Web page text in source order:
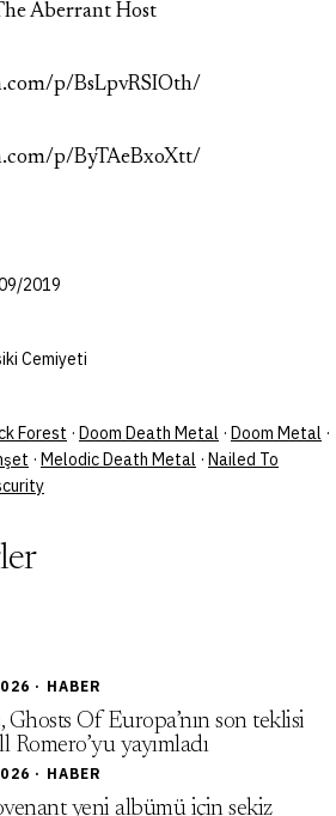
2019
Cemiyeti
Forest · Doom Death Metal · Doom Metal ·
· Melodic Death Metal · Nailed To
Aberrant Host
p/BsLpvRSIOth/
p/ByTAeBxoXtt/
· HABER
Of Europa’nın son teklisi
Romero’yu yayımladı
· HABER
yeni albümü için sekiz